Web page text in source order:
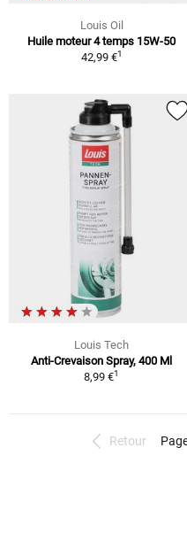
Louis Oil
Huile moteur 4 temps 15W-50
42,99 €1
Louis Tech
Anti-Crevaison Spray, 400 Ml
8,99 €1
Retour